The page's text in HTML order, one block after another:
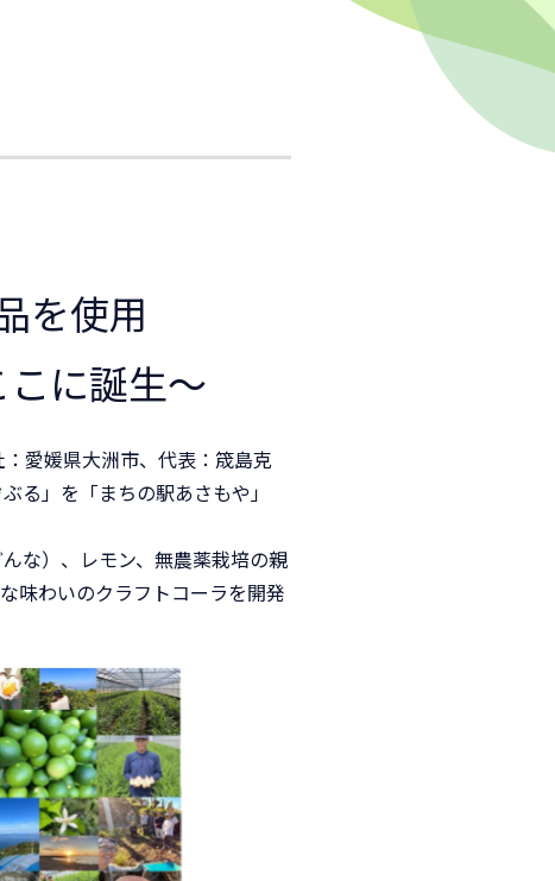
を使用
に誕生～
愛媛県大洲市、代表：筬島克
る」を「まちの駅あさもや」
な）、レモン、無農薬栽培の親
味わいのクラフトコーラを開発